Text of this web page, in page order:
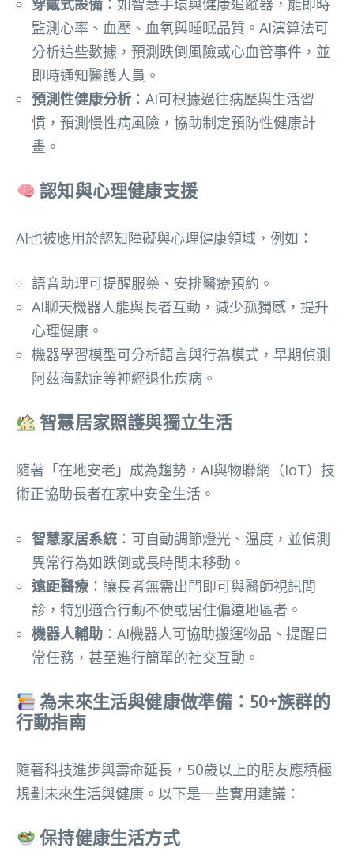
穿戴式設備 ：如智慧手環與健康追蹤器，能即時
監測心率、血壓、血氧與睡眠品質。AI演算法可
分析這些數據，預測跌倒風險或心血管事件，並
即時通知醫護人員。
預測性健康分析 ：AI可根據過往病歷與生活習
慣，預測慢性病風險，協助制定預防性健康計
畫。
認知與心理健康支援
AI也被應用於認知障礙與心理健康領域，例如：
語音助理可提醒服藥、安排醫療預約。
AI聊天機器人能與長者互動，減少孤獨感，提升
心理健康。
機器學習模型可分析語言與行為模式，早期偵測
阿茲海默症等神經退化疾病。
智慧居家照護與獨立生活
隨著「在地安老」成為趨勢，AI與物聯網（IoT）技
術正協助長者在家中安全生活。
智慧家居系統 ：可自動調節燈光、溫度，並偵測
異常行為如跌倒或長時間未移動。
遠距醫療 ：讓長者無需出門即可與醫師視訊問
診，特別適合行動不便或居住偏遠地區者。
機器人輔助 ：AI機器人可協助搬運物品、提醒日
常任務，甚至進行簡單的社交互動。
為未來生活與健康做準備：50+族群的
行動指南
隨著科技進步與壽命延長，50歲以上的朋友應積極
規劃未來生活與健康。以下是一些實用建議：
保持健康生活方式